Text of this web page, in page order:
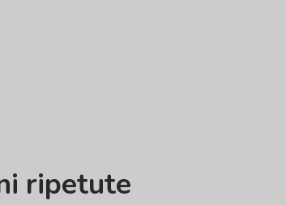
ripetute